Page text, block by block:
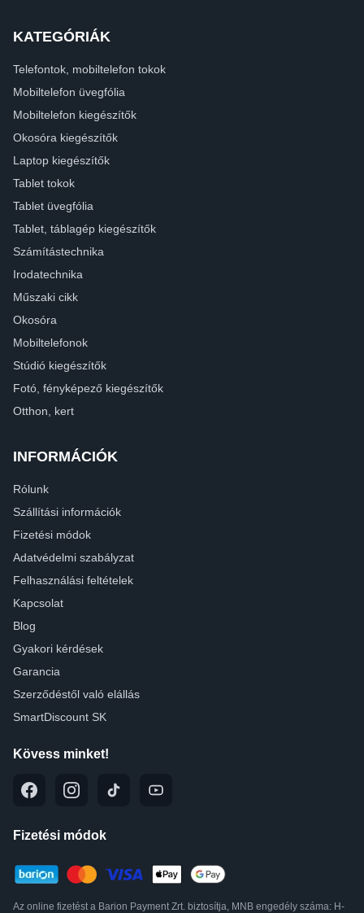
KATEGÓRIÁK
Telefontok, mobiltelefon tokok
Mobiltelefon üvegfólia
Mobiltelefon kiegészítők
Okosóra kiegészítők
Laptop kiegészítők
Tablet tokok
Tablet üvegfólia
Tablet, táblagép kiegészítők
Számítástechnika
Irodatechnika
Műszaki cikk
Okosóra
Mobiltelefonok
Stúdió kiegészítők
Fotó, fényképező kiegészítők
Otthon, kert
INFORMÁCIÓK
Rólunk
Szállítási információk
Fizetési módok
Adatvédelmi szabályzat
Felhasználási feltételek
Kapcsolat
Blog
Gyakori kérdések
Garancia
Szerződéstől való elállás
SmartDiscount SK
Kövess minket!
Fizetési módok
Az online fizetést a Barion Payment Zrt. biztosítja, MNB engedély száma: H-